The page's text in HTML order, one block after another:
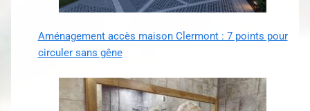
Aménagement accès maison Clermont : 7 points pour
circuler sans gêne